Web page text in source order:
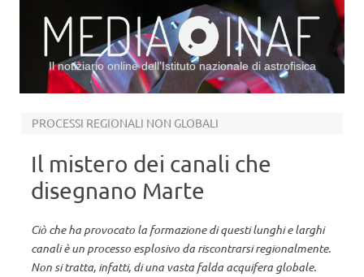
Il notiziario online dell’Istituto nazionale di astrofisica
PROCESSI REGIONALI NON GLOBALI
Il mistero dei canali che
disegnano Marte
Ciò che ha provocato la formazione di questi lunghi e larghi
canali è un processo esplosivo da riscontrarsi regionalmente.
Non si tratta, infatti, di una vasta falda acquifera globale.